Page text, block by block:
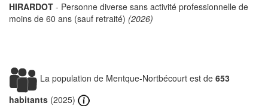
HIRARDOT - Personne diverse sans activité professionnelle de
moins de 60 ans (sauf retraité) (2026)
La population de Mentque-Nortbécourt est de 653
habitants (2025)